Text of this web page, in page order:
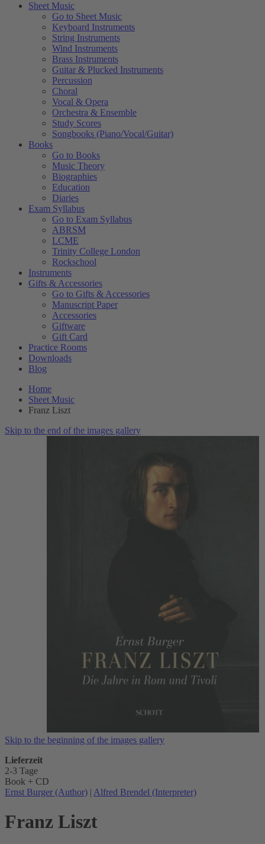
Sheet Music
Go to Sheet Music
Keyboard Instruments
String Instruments
Wind Instruments
Brass Instruments
Guitar & Plucked Instruments
Percussion
Choral
Vocal & Opera
Orchestra & Ensemble
Study Scores
Songbooks (Piano/Vocal/Guitar)
Books
Go to Books
Music Theory
Biographies
Education
Diaries
Exam Syllabus
Go to Exam Syllabus
ABRSM
LCME
Trinity College London
Rockschool
Instruments
Gifts & Accessories
Go to Gifts & Accessories
Manuscript Paper
Accessories
Giftware
Gift Card
Practice Rooms
Downloads
Blog
Home
Sheet Music
Franz Liszt
Skip to the end of the images gallery
Skip to the beginning of the images gallery
Lieferzeit
2-3 Tage
Book + CD
Ernst Burger (Author) | Alfred Brendel (Interpreter)
Franz Liszt